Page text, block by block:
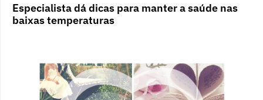
Especialista dá dicas para manter a saúde nas
baixas temperaturas